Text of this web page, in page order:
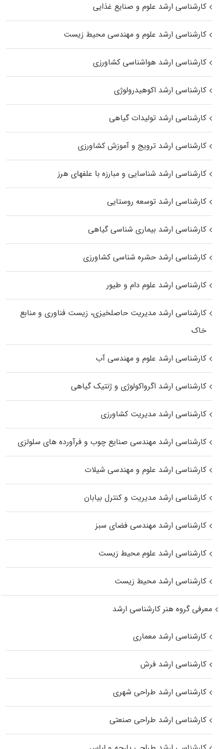
کارشناسی ارشد علوم و صنایع غذایی
کارشناسی ارشد علوم و مهندسی محیط زیست
کارشناسی ارشد هواشناسی کشاورزی
کارشناسی ارشد اکوهیدرولوژی
کارشناسی ارشد تولیدات گیاهی
کارشناسی ارشد ترویج و آموزش کشاورزی
کارشناسی ارشد شناسایی و مبارزه با علفهای هرز
کارشناسی ارشد توسعه روستایی
کارشناسی ارشد بیماری‌ شناسی گیاهی
کارشناسی ارشد حشره‌ شناسی کشاورزی
کارشناسی ارشد علوم دام و طیور
کارشناسی ارشد مدیریت حاصلخیزی، زیست فناوری و منابع
خاک
کارشناسی ارشد علوم و مهندسی آب
کارشناسی ارشد اگرواکولوژی و ژنتیک گیاهی
کارشناسی ارشد مدیریت کشاورزی
کارشناسی ارشد مهندسی صنایع چوب و فرآورده‌ های سلولزی
کارشناسی ارشد علوم و مهندسی شیلات
کارشناسی ارشد مدیریت و کنترل بیابان
کارشناسی ارشد مهندسی فضای سبز
کارشناسی ارشد علوم محیط‌ زیست
کارشناسی ارشد محیط زیست
معرفی گروه هنر کارشناسی ارشد
کارشناسی ارشد معماری
کارشناسی ارشد فرش
کارشناسی ارشد طراحی شهری
کارشناسی ارشد طراحی صنعتی